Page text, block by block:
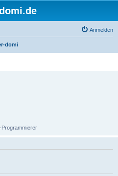
Anmelden
domi
Programmierer